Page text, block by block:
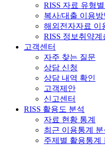
RISS 자료 유형
복사/대출 이용방
해외전자자료 이
RISS 정보취약
고객센터
자주 찾는 질문
상담 신청
상담 내역 확인
고객제안
신고센터
RISS 활용도 분석
자료 현황 통계
최근 이용통계 분
주제별 활용통계